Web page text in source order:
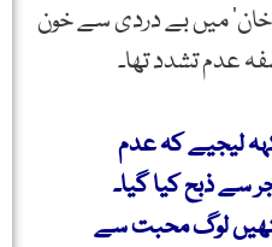
میں بے دردی سے خون
عدم تشدد تھا۔
لیجیے کہ عدم
سے ذبح کیا گیا۔
لوگ محبت سے